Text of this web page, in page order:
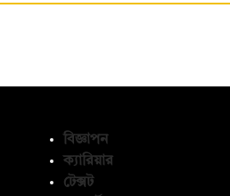
বিজ্ঞাপন
ক্যারিয়ার
টেক্সট